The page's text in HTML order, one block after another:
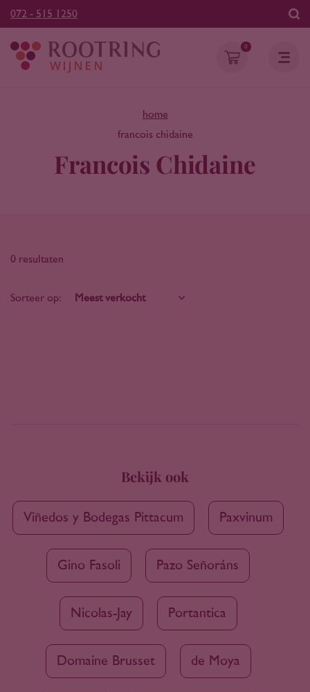
072 - 515 1250
0
home
francois chidaine
Francois Chidaine
0 resultaten
Sorteer op:
Bekijk ook
Viñedos y Bodegas Pittacum Paxvinum
Gino Fasoli Pazo Señoráns
Nicolas-Jay Portantica
Domaine Brusset de Moya